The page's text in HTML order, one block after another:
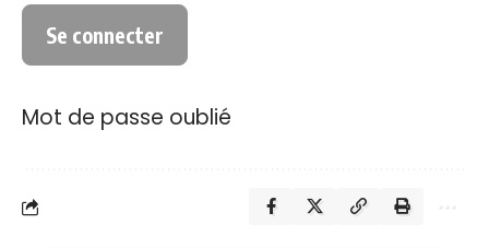
Mot de passe oublié